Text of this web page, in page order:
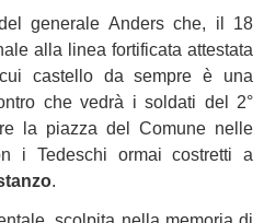
generale Anders che, il 18
alla linea fortificata attestata
castello da sempre è una
che vedrà i soldati del 2°
la piazza del Comune nelle
i Tedeschi ormai costretti a
.